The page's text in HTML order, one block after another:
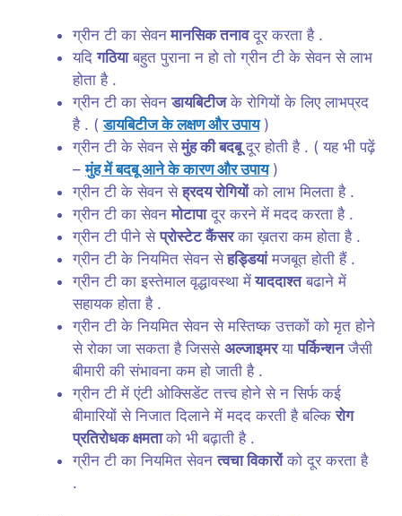
ग्रीन टी का सेवनमानसिक तनावदूर करता है .
यदिगठियाबहुत पुराना न हो तो ग्रीन टी के सेवन से लाभ
होता है .
ग्रीन टी का सेवनडायबिटीजके रोगियों के लिए लाभप्रद
है . (डायबिटीज के लक्षण और उपाय)
ग्रीन टी के सेवन सेमुंह की बदबूदूर होती है . ( यह भी पढ़ें
–मुंह में बदबू आने के कारण और उपाय)
ग्रीन टी के सेवन सेह्रदय रोगियोंको लाभ मिलता है .
ग्रीन टी का सेवनमोटापादूर करने में मदद करता है .
ग्रीन टी पीने सेप्रोस्टेट कैंसरका ख़तरा कम होता है .
ग्रीन टी के नियमित सेवन सेहड्डियांमजबूत होती हैं .
ग्रीन टी का इस्तेमाल वृद्धावस्था मेंयाददाश्तबढाने में
सहायक होता है .
ग्रीन टी के नियमित सेवन से मस्तिष्क उत्तकों को मृत होने
से रोका जा सकता है जिससे अल्जाइमरयापर्किन्शनजैसी
बीमारी की संभावना कम हो जाती है .
ग्रीन टी में एंटी ओक्सिडेंट तत्त्व होने से न सिर्फ कई
बीमारियों से निजात दिलाने में मदद करती है बल्किरोग
प्रतिरोधक क्षमताको भी बढ़ाती है .
ग्रीन टी का नियमित सेवनत्वचा विकारोंको दूर करता है
.